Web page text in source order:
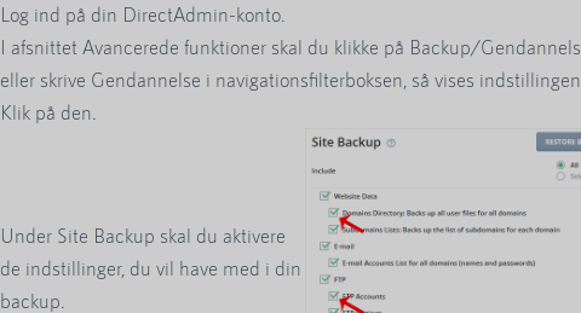
Log ind på din DirectAdmin-konto.
I afsnittet Avancerede funktioner skal du klikke på Backup/
eller skrive Gendannelse i navigationsfilterboksen, så vises
Klik på den.
Under Site Backup skal du aktivere
de indstillinger, du vil have med i din
backup.